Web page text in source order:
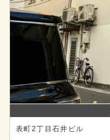
表町2丁目石井ビル